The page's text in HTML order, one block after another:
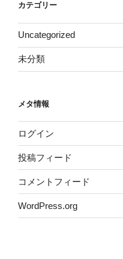
カテゴリー
Uncategorized
未分類
メタ情報
ログイン
投稿フィード
コメントフィード
WordPress.org